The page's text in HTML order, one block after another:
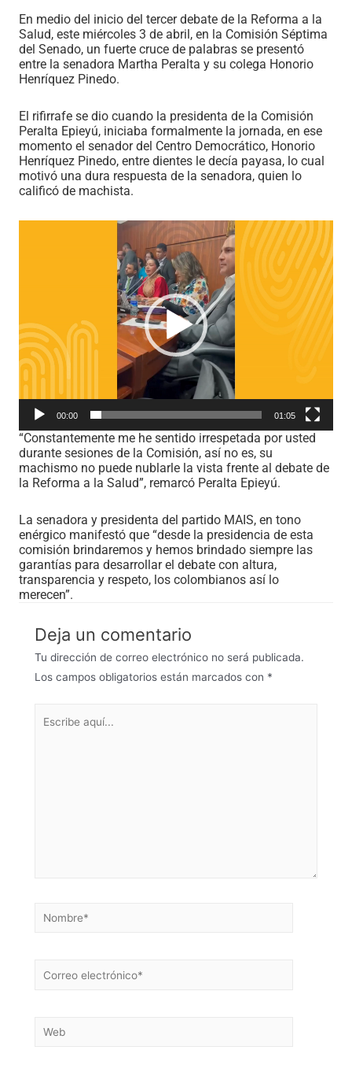
En medio del inicio del tercer debate de la Reforma a la
Salud, este miércoles 3 de abril, en la Comisión Séptima
del Senado, un fuerte cruce de palabras se presentó
entre la senadora Martha Peralta y su colega Honorio
Henríquez Pinedo.
El rifirrafe se dio cuando la presidenta de la Comisión
Peralta Epieyú, iniciaba formalmente la jornada, en ese
momento el senador del Centro Democrático, Honorio
Henríquez Pinedo, entre dientes le decía payasa, lo cual
motivó una dura respuesta de la senadora, quien lo
calificó de machista.
00:00 01:05
“Constantemente me he sentido irrespetada por usted
durante sesiones de la Comisión, así no es, su
machismo no puede nublarle la vista frente al debate de
la Reforma a la Salud”, remarcó Peralta Epieyú.
La senadora y presidenta del partido MAIS, en tono
enérgico manifestó que “desde la presidencia de esta
comisión brindaremos y hemos brindado siempre las
garantías para desarrollar el debate con altura,
transparencia y respeto, los colombianos así lo
merecen”.
Deja un comentario
Tu dirección de correo electrónico no será publicada.
Los campos obligatorios están marcados con *